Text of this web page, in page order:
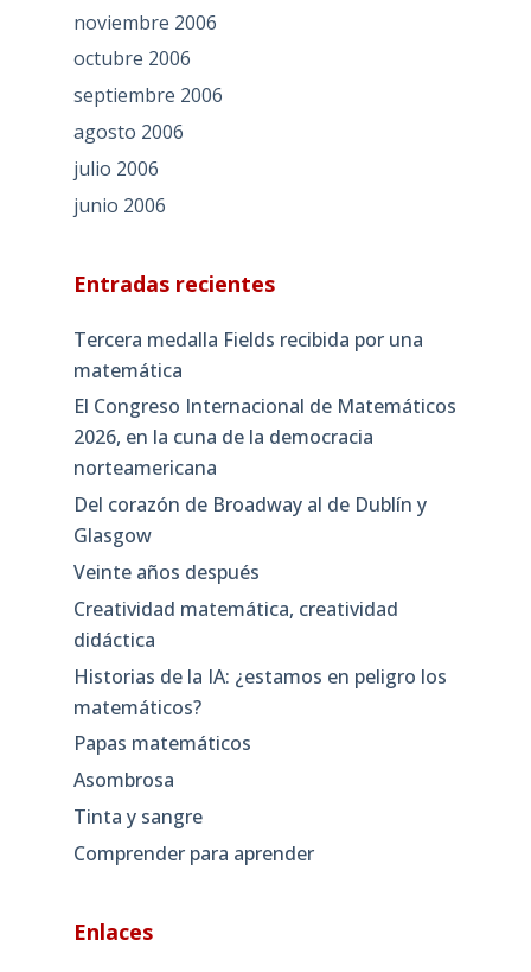
noviembre 2006
octubre 2006
septiembre 2006
agosto 2006
julio 2006
junio 2006
Entradas recientes
Tercera medalla Fields recibida por una
matemática
El Congreso Internacional de Matemáticos
2026, en la cuna de la democracia
norteamericana
Del corazón de Broadway al de Dublín y
Glasgow
Veinte años después
Creatividad matemática, creatividad
didáctica
Historias de la IA: ¿estamos en peligro los
matemáticos?
Papas matemáticos
Asombrosa
Tinta y sangre
Comprender para aprender
Enlaces